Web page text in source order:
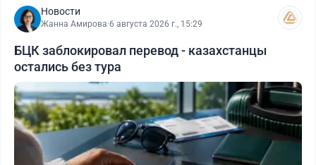
Новости
Жанна Амирова·6 августа 2026 г., 15:29
БЦК заблокировал перевод - казахстанцы
остались без тура